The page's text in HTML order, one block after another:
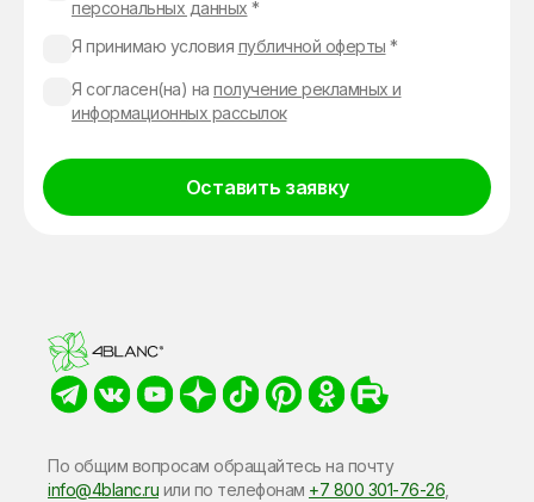
персональных данных *
Я принимаю условия публичной оферты *
Я согласен(на) на получение рекламных и
информационных рассылок
Оставить заявку
По общим вопросам обращайтесь на почту
info@4blanc.ru или по​ телефонам +7 800 301-76-26